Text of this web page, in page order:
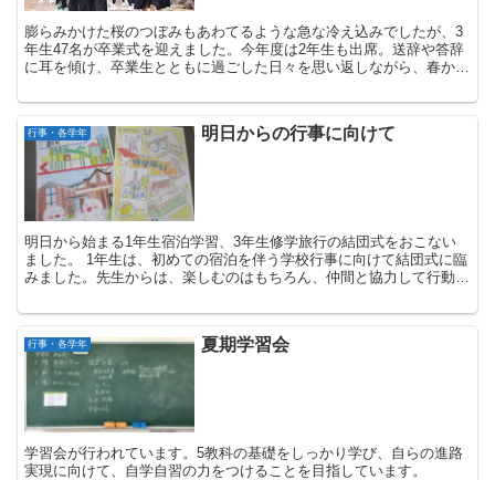
膨らみかけた桜のつぼみもあわてるような急な冷え込みでしたが、3
年生47名が卒業式を迎えました。今年度は2年生も出席。送辞や答辞
に耳を傾け、卒業生とともに過ごした日々を思い返しながら、春から
行事・各学年 明日からの行事に向けて
明日から始まる1年生宿泊学習、3年生修学旅行の結団式をおこない
ました。 1年生は、初めての宿泊を伴う学校行事に向けて結団式に臨
みました。先生からは、楽しむのはもちろん、仲間と協力して行動
行事・各学年 夏期学習会
学習会が行われています。5教科の基礎をしっかり学び、自らの進路
実現に向けて、自学自習の力をつけることを目指しています。